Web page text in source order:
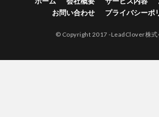
お問い合わせ
プライバシーポ
© Copyright 2017 -LeadClover株式